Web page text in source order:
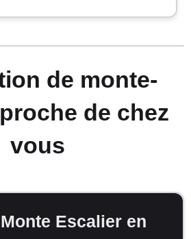
de monte-
de chez
vous
Escalier en